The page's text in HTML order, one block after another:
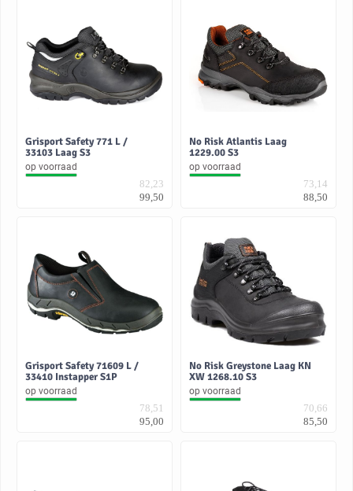
Grisport Safety 771 L /
33103 Laag S3
op voorraad
82,23
99,50
No Risk Atlantis Laag
1229.00 S3
op voorraad
73,14
88,50
Grisport Safety 71609 L /
33410 Instapper S1P
op voorraad
78,51
95,00
No Risk Greystone Laag KN
XW 1268.10 S3
op voorraad
70,66
85,50